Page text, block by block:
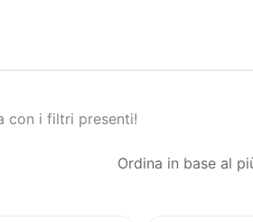
con i filtri presenti!